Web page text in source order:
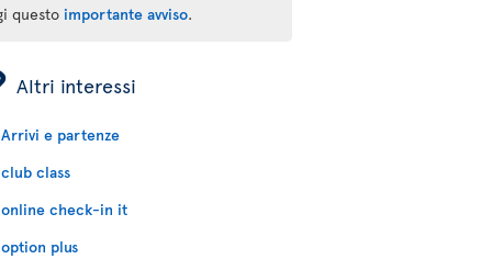
questo importante avviso.
Altri interessi
Arrivi e partenze
club class
online check-in it
option plus